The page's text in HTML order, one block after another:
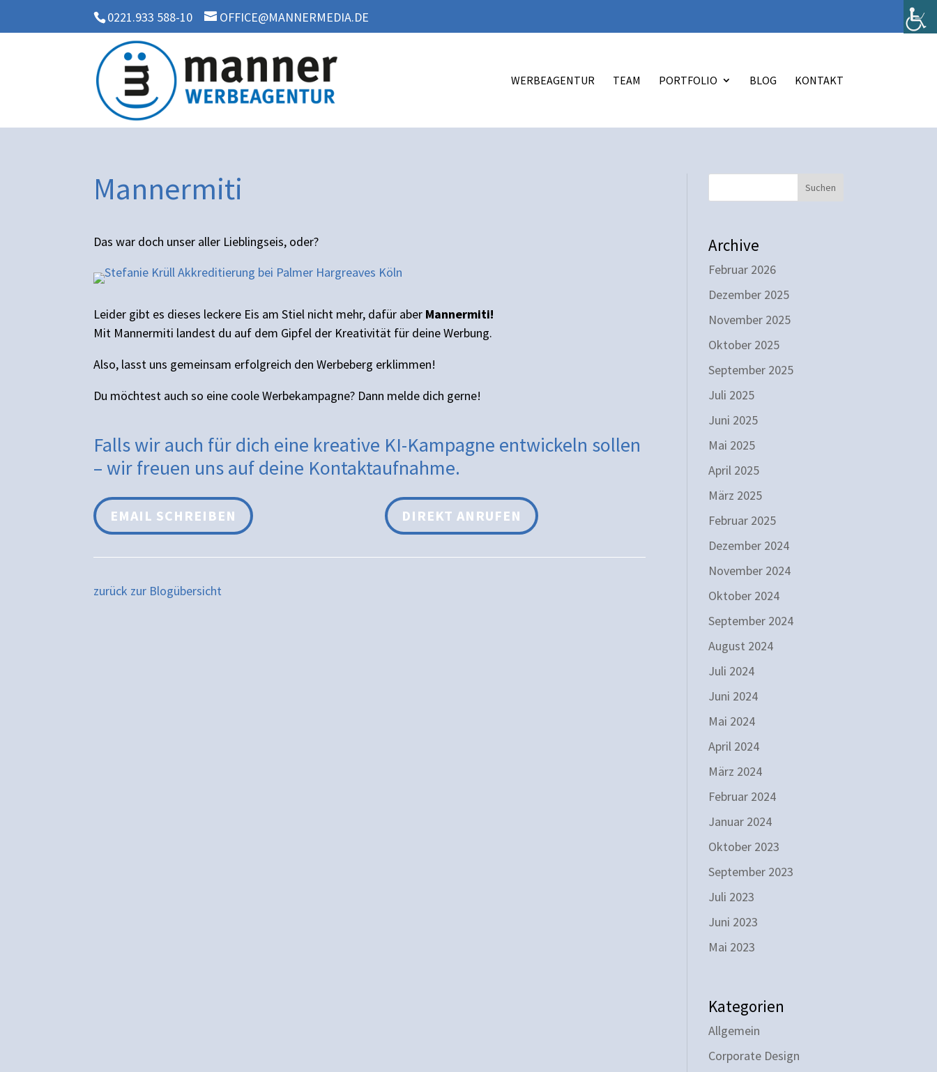
0221.933 588-10 OFFICE@MANNERMEDIA.DE
WERBEAGENTUR TEAM PORTFOLIO BLOG KONTAKT
Mannermiti
Das war doch unser aller Lieblingseis, oder?
Leider gibt es dieses leckere Eis am Stiel nicht mehr, dafür aber Mannermiti!
Mit Mannermiti landest du auf dem Gipfel der Kreativität für deine Werbung.
Also, lasst uns gemeinsam erfolgreich den Werbeberg erklimmen!
Du möchtest auch so eine coole Werbekampagne? Dann melde dich gerne!
Falls wir auch für dich eine kreative KI-Kampagne entwickeln sollen
– wir freuen uns auf deine Kontaktaufnahme.
EMAIL SCHREIBEN DIREKT ANRUFEN
zurück zur Blogübersicht
Suchen
Archive
Februar 2026
Dezember 2025
November 2025
Oktober 2025
September 2025
Juli 2025
Juni 2025
Mai 2025
April 2025
März 2025
Februar 2025
Dezember 2024
November 2024
Oktober 2024
September 2024
August 2024
Juli 2024
Juni 2024
Mai 2024
April 2024
März 2024
Februar 2024
Januar 2024
Oktober 2023
September 2023
Juli 2023
Juni 2023
Mai 2023
Kategorien
Allgemein
Corporate Design